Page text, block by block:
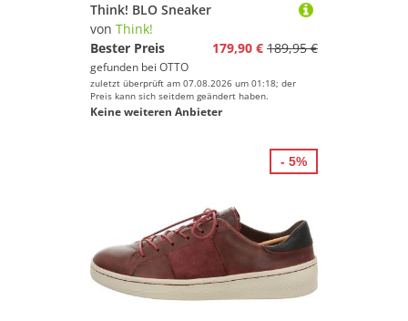
Think! BLO Sneaker
von Think!
Bester Preis
179,90 € 189,95 €
gefunden bei OTTO
zuletzt überprüft am 07.08.2026 um 01:18; der
Preis kann sich seitdem geändert haben.
Keine weiteren Anbieter
- 5%